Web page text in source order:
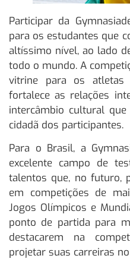
Participar da
para os estudantes que
altíssimo nível, ao lado
todo o mundo. A
vitrine para os atletas
fortalece as relações
intercâmbio cultural
cidadã dos participantes.
Para o Brasil, a
excelente campo de
talentos que, no futuro,
em competições de
Jogos Olímpicos e
ponto de partida para
destacarem na
projetar suas carreiras